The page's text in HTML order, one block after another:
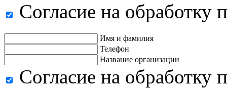
Согласие на обработку
Имя и фамилия
Телефон
Название организации
Согласие на обработку